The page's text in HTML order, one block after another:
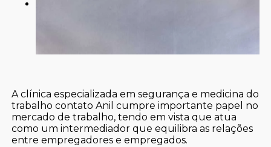
A clínica especializada em segurança e medicina do
trabalho contato Anil cumpre importante papel no
mercado de trabalho, tendo em vista que atua
como um intermediador que equilibra as relações
entre empregadores e empregados.